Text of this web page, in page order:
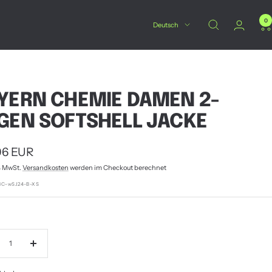
Sprache
Deutsch
0
CHEMIE DAMEN 2-
SOFTSHELL JACKE
EUR
MwSt. Versandkosten werden im Checkout berechnet
wSJ24-B-XS
Menge
erhöhen